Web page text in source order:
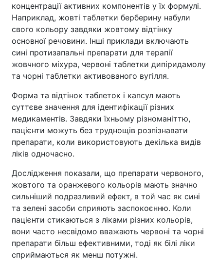
концентрації активних компонентів у їх формулі.
Наприклад, жовті таблетки берберину набули
свого кольору завдяки жовтому відтінку
основної речовини. Інші приклади включають
сині протизапальні препарати для терапії
жовчного міхура, червоні таблетки дипіридамолу
та чорні таблетки активованого вугілля.
Форма та відтінок таблеток і капсул мають
суттєве значення для ідентифікації різних
медикаментів. Завдяки їхньому різноманіттю,
пацієнти можуть без труднощів розпізнавати
препарати, коли використовують декілька видів
ліків одночасно.
Дослідження показали, що препарати червоного,
жовтого та оранжевого кольорів мають значно
сильніший подразливий ефект, в той час як сині
та зелені засоби сприяють заспокоєнню. Коли
пацієнти стикаються з ліками різних кольорів,
вони часто несвідомо вважають червоні та чорні
препарати більш ефективними, тоді як білі ліки
сприймаються як менш потужні.